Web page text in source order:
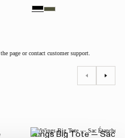
page or contact customer support.
Wings Big Tote — Sac